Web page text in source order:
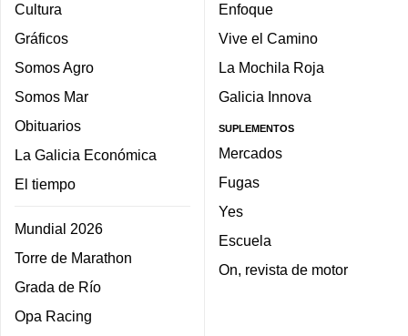
Cultura
Gráficos
Somos Agro
Somos Mar
Obituarios
La Galicia Económica
El tiempo
Mundial 2026
Torre de Marathon
Grada de Río
Opa Racing
Enfoque
Vive el Camino
La Mochila Roja
Galicia Innova
SUPLEMENTOS
Mercados
Fugas
Yes
Escuela
On, revista de motor